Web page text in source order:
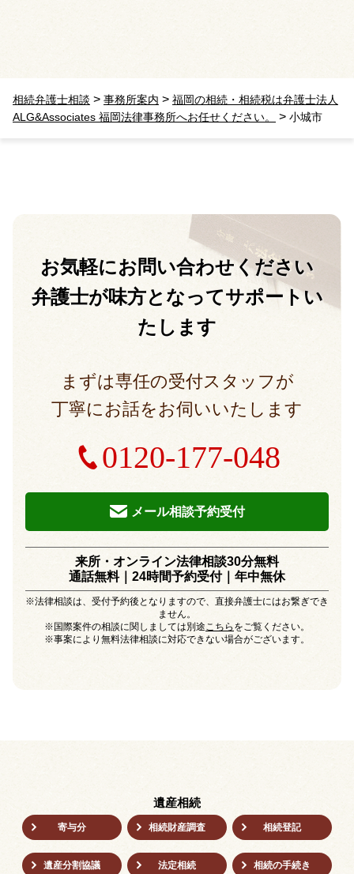
相続弁護士相談 > 事務所案内 > 福岡の相続・相続税は弁護士法人
ALG&Associates 福岡法律事務所へお任せください。
> 小城市
お気軽にお問い合わせください
弁護士が味方となってサポートい
たします
まずは専任の受付スタッフが
丁寧にお話をお伺いいたします
0120-177-048
メール相談予約受付
来所・オンライン法律相談30分無料
通話無料｜24時間予約受付｜年中無休
※法律相談は、受付予約後となりますので、直接弁護士にはお繋ぎでき
ません。
※国際案件の相談に関しましては別途こちら をご覧ください。
※事案により無料法律相談に対応できない場合がございます。
遺産相続
寄与分 相続財産調査 相続登記
遺産分割協議 法定相続 相続の⼿続き